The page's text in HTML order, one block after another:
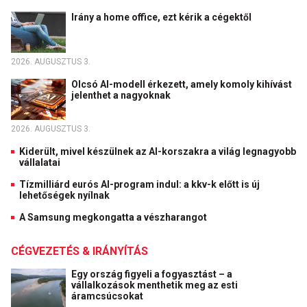
Irány a home office, ezt kérik a cégektől
2026. AUGUSZTUS 3.
Olcsó AI-modell érkezett, amely komoly kihívást
jelenthet a nagyoknak
2026. AUGUSZTUS 3.
Kiderült, mivel készülnek az AI-korszakra a világ legnagyobb
vállalatai
Tízmilliárd eurós AI-program indul: a kkv-k előtt is új
lehetőségek nyílnak
A Samsung megkongatta a vészharangot
CÉGVEZETÉS & IRÁNYÍTÁS
Egy ország figyeli a fogyasztást – a
vállalkozások menthetik meg az esti
áramcsúcsokat